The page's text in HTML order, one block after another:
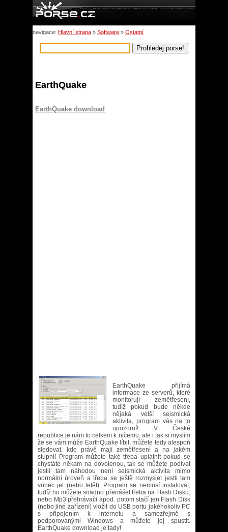
navigace: Hlavní strana » Software » Ostatní
EarthQuake
EarthQuake download
EarthQuake přijímá
informace ze serverů, které
monitorují zemětřesení,
tudíž pokud bude někde
nějaká vetší seismická
aktivita, program vás na to
upozorní! V České
republice je nám to celkem k ničemu, ale i tak si myslím
že se vám může EarthQuake líbit, můžete tedy alespoň
sledovat, kde právě mají zemětřesení a na jakém
stupni! Program můžete také třeba uplatnit pokud se
chystáte někam na dovolenou, tak se můžete podívat
jestli tam náhodou není seismická aktivita mimo
normální úroveň a třeba se ještě rozmyslet jestli tam
vůbec jet (nebo letět). Program se nemusí instalovat,
tudíž ho můžete snadno přenášet třeba na Flash Disku,
nebo Mp3 přehrávači apod. potom stačí jen Flash Disk
(nebo jiné zařízení) vložit do USB portu jakéhokoliv PC
s připojením k internetu a samozřejmě s
podporovanými Windows a můžete jej spustit.
EarthQuake download je tady!